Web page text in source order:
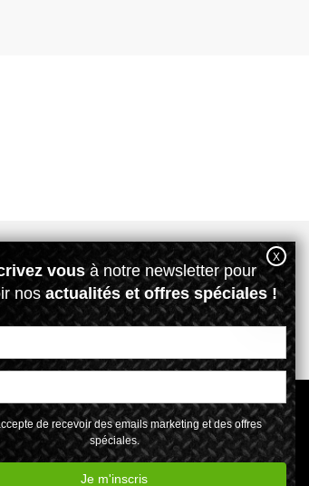
Paiement Paypal
possible
Une occasion à fêter
cartes